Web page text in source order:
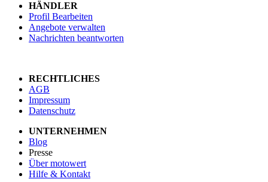
HÄNDLER
Profil Bearbeiten
Angebote verwalten
Nachrichten beantworten
RECHTLICHES
AGB
Impressum
Datenschutz
UNTERNEHMEN
Blog
Presse
Über motowert
Hilfe & Kontakt